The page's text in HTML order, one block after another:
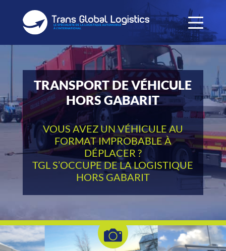
TRANSPORT DE VÉHICULE
HORS GABARIT
VOUS AVEZ UN VÉHICULE AU
FORMAT IMPROBABLE À
DÉPLACER ?
TGL S’OCCUPE DE LA LOGISTIQUE
HORS GABARIT